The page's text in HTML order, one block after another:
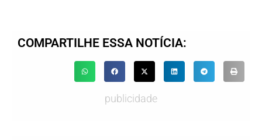
COMPARTILHE ESSA NOTÍCIA:
publicidade